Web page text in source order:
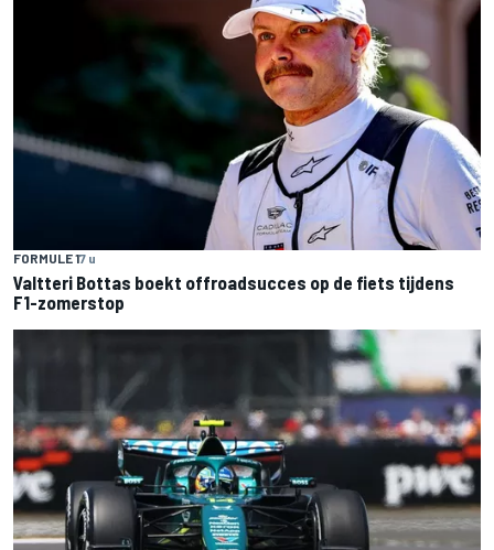
FORMULE 17 u
Valtteri Bottas boekt offroadsucces op de fiets tijdens
F1-zomerstop